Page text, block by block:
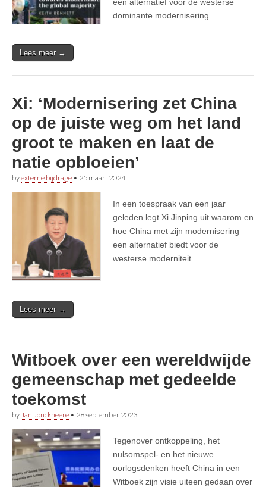
dominante modernisering.
Lees meer →
Xi: ‘Modernisering zet China
op de juiste weg om het land
groot te maken en laat de
natie opbloeien’
byexterne bijdrage • 25 maart 2024
In een toespraak van een jaar
geleden legt Xi Jinping uit waarom en
hoe China met zijn modernisering
een alternatief biedt voor de
westerse moderniteit.
Lees meer →
Witboek over een wereldwijde
gemeenschap met gedeelde
toekomst
by Jan Jonckheere • 28 september 2023
Tegenover ontkoppeling, het
nulsomspel- en het nieuwe
oorlogsdenken heeft China in een
Witboek zijn visie uiteen gedaan over